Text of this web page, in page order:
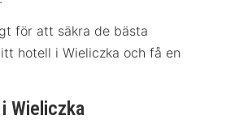
för att säkra de bästa
hotell i Wieliczka och få en
Wieliczka